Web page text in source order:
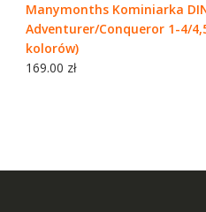
Manymonths Kominiarka
Adventurer/Conqueror 1-4/
kolorów)
169.00 zł